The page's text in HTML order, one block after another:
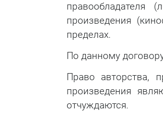
правообладателя
произведения
пределах.
По данному
Право авторства,
произведения
отчуждаются.